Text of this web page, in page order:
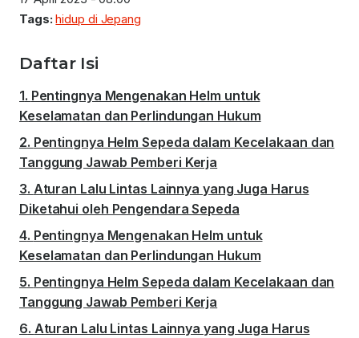
Tags: hidup di Jepang
Daftar Isi
Pentingnya Mengenakan Helm untuk
Keselamatan dan Perlindungan Hukum
Pentingnya Helm Sepeda dalam Kecelakaan dan
Tanggung Jawab Pemberi Kerja
Aturan Lalu Lintas Lainnya yang Juga Harus
Diketahui oleh Pengendara Sepeda
Pentingnya Mengenakan Helm untuk
Keselamatan dan Perlindungan Hukum
Pentingnya Helm Sepeda dalam Kecelakaan dan
Tanggung Jawab Pemberi Kerja
Aturan Lalu Lintas Lainnya yang Juga Harus